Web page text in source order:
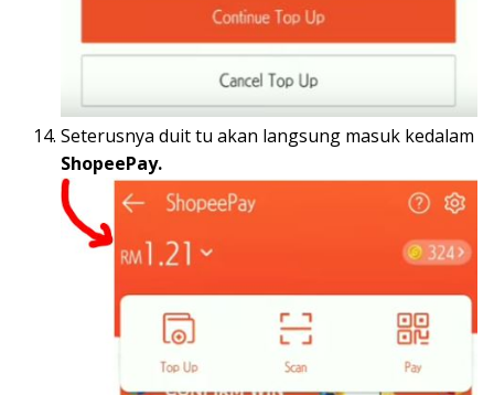
Seterusnya duit tu akan langsung masuk kedalam
ShopeePay.